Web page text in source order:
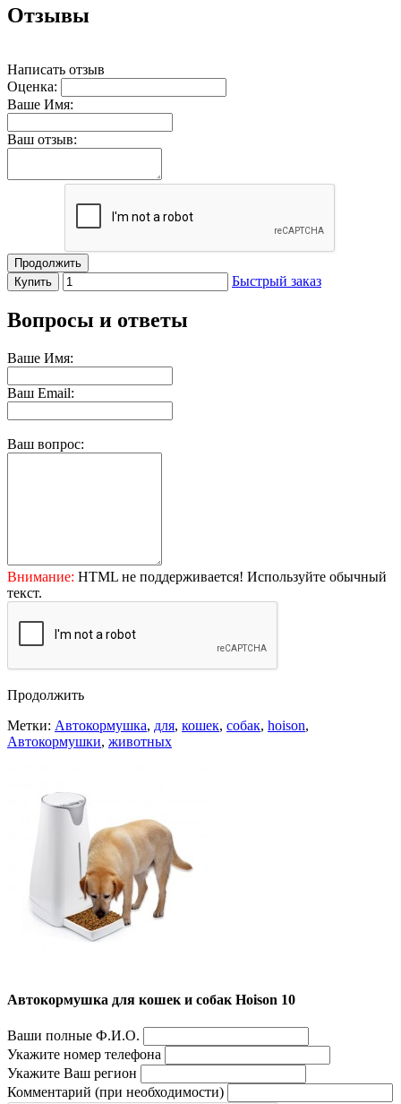
Отзывы
Написать отзыв
Оценка:
Ваше Имя:
Ваш отзыв:
Продолжить
Купить
Быстрый заказ
Вопросы и ответы
Ваше Имя:
Ваш Email:
Ваш вопрос:
Внимание: HTML не поддерживается! Используйте обычный
текст.
Продолжить
Метки: Автокормушка, для, кошек, собак, hoison,
Автокормушки, животных
Автокормушка для кошек и собак Hoison 10
Ваши полные Ф.И.О.
Укажите номер телефона
Укажите Ваш регион
Комментарий (при необходимости)